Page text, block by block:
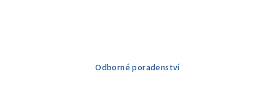
Odborné poradenství